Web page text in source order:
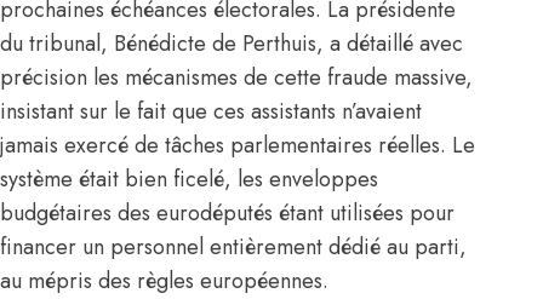
prochaines échéances électorales. La présidente
du tribunal, Bénédicte de Perthuis, a détaillé avec
précision les mécanismes de cette fraude massive,
insistant sur le fait que ces assistants n’avaient
jamais exercé de tâches parlementaires réelles. Le
système était bien ficelé, les enveloppes
budgétaires des eurodéputés étant utilisées pour
financer un personnel entièrement dédié au parti,
au mépris des règles européennes.